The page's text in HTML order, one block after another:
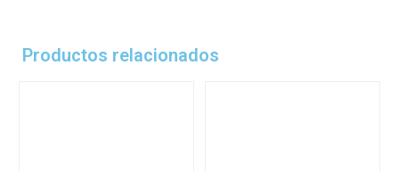
Productos relacionados